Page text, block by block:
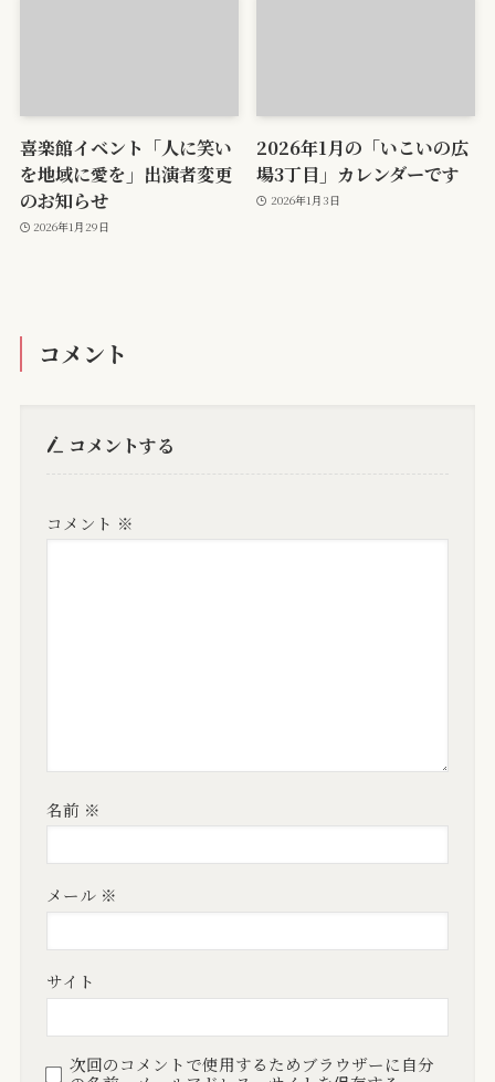
喜楽館イベント「人に笑い
を地域に愛を」出演者変更
のお知らせ
2026年1月29日
2026年1月の「いこいの広
場3丁目」カレンダーです
2026年1月3日
コメント
コメントする
コメント ※
名前 ※
メール ※
サイト
次回のコメントで使用するためブラウザーに自分